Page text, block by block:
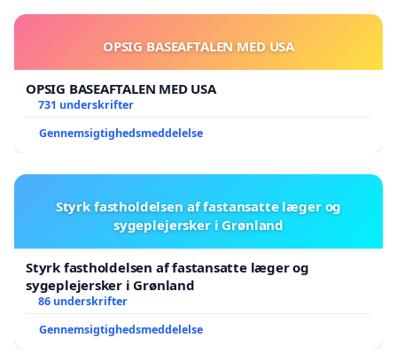
OPSIG BASEAFTALEN MED USA
OPSIG BASEAFTALEN MED USA
731 underskrifter
Gennemsigtighedsmeddelelse
Styrk fastholdelsen af fastansatte læger og
sygeplejersker i Grønland
Styrk fastholdelsen af fastansatte læger og
sygeplejersker i Grønland
86 underskrifter
Gennemsigtighedsmeddelelse